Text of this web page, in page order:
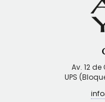
Av. 12
UPS